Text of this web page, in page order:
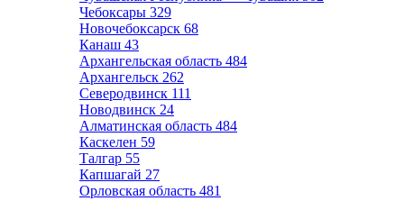
Чебоксары 329
Новочебоксарск 68
Канаш 43
Архангельская область 484
Архангельск 262
Северодвинск 111
Новодвинск 24
Алматинская область 484
Каскелен 59
Талгар 55
Капшагай 27
Орловская область 481